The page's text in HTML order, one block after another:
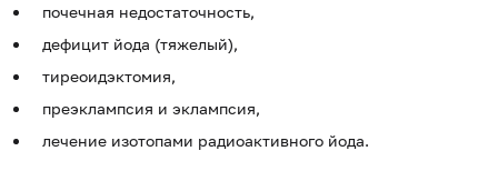
почечная недостаточность,
дефицит йода (тяжелый),
тиреоидэктомия,
преэклампсия и эклампсия,
лечение изотопами радиоактивного йода.